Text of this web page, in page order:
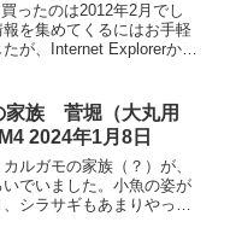
ったのは2012年2月でし
報を集めてくるにはお手軽
が、Internet Explorerから
家族 菅堀（大丸用
2024年1月8日
ルガモの家族（？）が、
でいました。小魚の姿が
、シラサギもあまりやって